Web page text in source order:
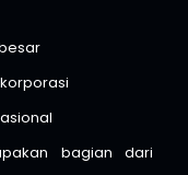
bagian dari